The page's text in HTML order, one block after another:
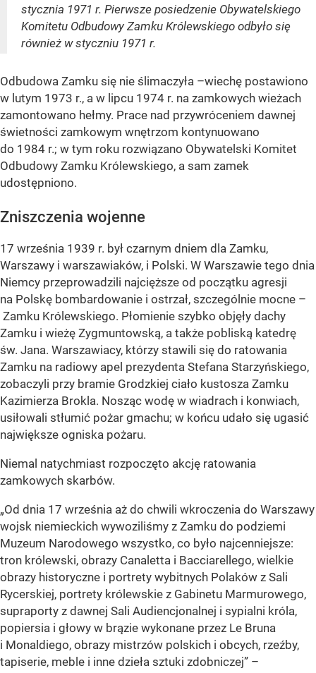
stycznia 1971 r. Pierwsze posiedzenie Obywatelskiego
Komitetu Odbudowy Zamku Królewskiego odbyło się
również w styczniu 1971 r.
Odbudowa Zamku się nie ślimaczyła –wiechę postawiono
w lutym 1973 r., a w lipcu 1974 r. na zamkowych wieżach
zamontowano hełmy. Prace nad przywróceniem dawnej
świetności zamkowym wnętrzom kontynuowano
do 1984 r.; w tym roku rozwiązano Obywatelski Komitet
Odbudowy Zamku Królewskiego, a sam zamek
udostępniono.
Zniszczenia wojenne
17 września 1939 r. był czarnym dniem dla Zamku,
Warszawy i warszawiaków, i Polski. W Warszawie tego dnia
Niemcy przeprowadzili najcięższe od początku agresji
na Polskę bombardowanie i ostrzał, szczególnie mocne –
Zamku Królewskiego. Płomienie szybko objęły dachy
Zamku i wieżę Zygmuntowską, a także pobliską katedrę
św. Jana. Warszawiacy, którzy stawili się do ratowania
Zamku na radiowy apel prezydenta Stefana Starzyńskiego,
zobaczyli przy bramie Grodzkiej ciało kustosza Zamku
Kazimierza Brokla. Nosząc wodę w wiadrach i konwiach,
usiłowali stłumić pożar gmachu; w końcu udało się ugasić
największe ogniska pożaru.
Niemal natychmiast rozpoczęto akcję ratowania
zamkowych skarbów.
„Od dnia 17 września aż do chwili wkroczenia do Warszawy
wojsk niemieckich wywoziliśmy z Zamku do podziemi
Muzeum Narodowego wszystko, co było najcenniejsze:
tron królewski, obrazy Canaletta i Bacciarellego, wielkie
obrazy historyczne i portrety wybitnych Polaków z Sali
Rycerskiej, portrety królewskie z Gabinetu Marmurowego,
supraporty z dawnej Sali Audiencjonalnej i sypialni króla,
popiersia i głowy w brązie wykonane przez Le Bruna
i Monaldiego, obrazy mistrzów polskich i obcych, rzeźby,
tapiserie, meble i inne dzieła sztuki zdobniczej” –